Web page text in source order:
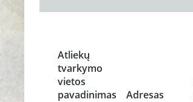
Atliekų
tvarkymo
vietos
pavadinimas
Adresas